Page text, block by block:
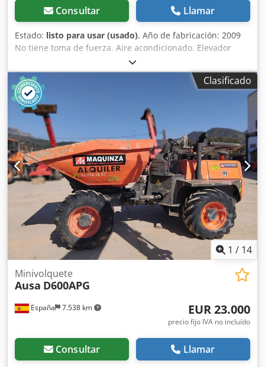
Consultar Llamar
Estado: listo para usar (usado), Año de fabricación: 2009
No tiene toma de fuerza. Aire acondicionado. Elevador
delantero. Volquete delantero y trasero. Sistema
hidráulico. Tracción a las cuatro ruedas. Transmisión
hidrostática. Listo para usar. Defectos estéticos, véase las
imágenes. Se prefiere la venta a un distribuidor o para
exportación. Chjdpfx Afswvf Avsnja Salvo errores. Las
imágenes y la descripción pueden variar.
Clasificado
1 / 14
España 7.538 km
Minivolquete
Ausa D600APG
EUR 23.000
precio fijo IVA no incluído
Consultar Llamar